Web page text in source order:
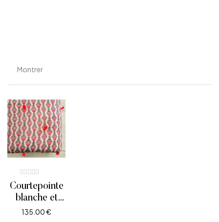
Montrer
Courtepointe
blanche et
rose motif
135.00€